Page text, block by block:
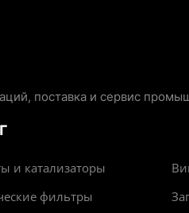
поставка и сервис
и катализаторы
фильтры